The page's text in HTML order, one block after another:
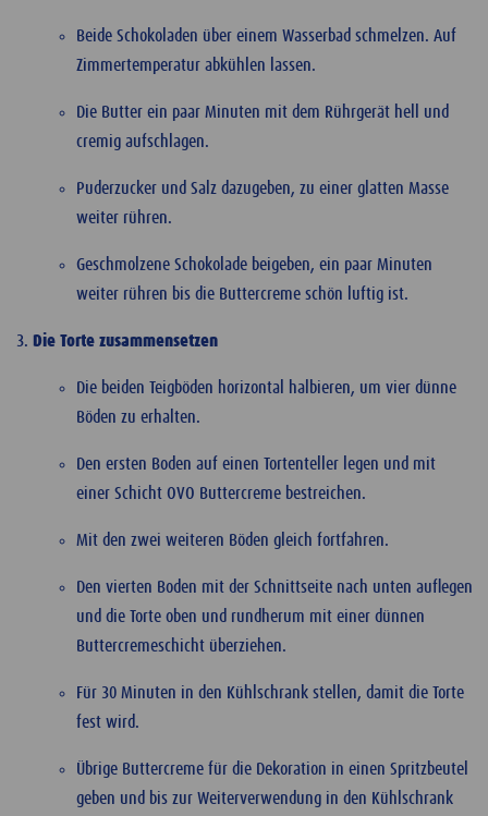
Beide Schokoladen über einem Wasserbad schmelzen. Auf
Zimmertemperatur abkühlen lassen.
Die Butter ein paar Minuten mit dem Rührgerät hell und
cremig aufschlagen.
Puderzucker und Salz dazugeben, zu einer glatten Masse
weiter rühren.
Geschmolzene Schokolade beigeben, ein paar Minuten
weiter rühren bis die Buttercreme schön luftig ist.
Die Torte zusammensetzen
Die beiden Teigböden horizontal halbieren, um vier dünne
Böden zu erhalten.
Den ersten Boden auf einen Tortenteller legen und mit
einer Schicht OVO Buttercreme bestreichen.
Mit den zwei weiteren Böden gleich fortfahren.
Den vierten Boden mit der Schnittseite nach unten auflegen
und die Torte oben und rundherum mit einer dünnen
Buttercremeschicht überziehen.
Für 30 Minuten in den Kühlschrank stellen, damit die Torte
fest wird.
Übrige Buttercreme für die Dekoration in einen Spritzbeutel
geben und bis zur Weiterverwendung in den Kühlschrank